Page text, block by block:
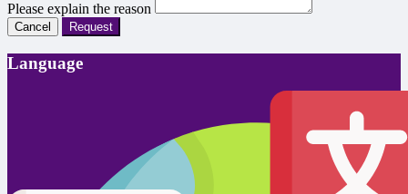
Please explain the reason
Cancel Request
Language